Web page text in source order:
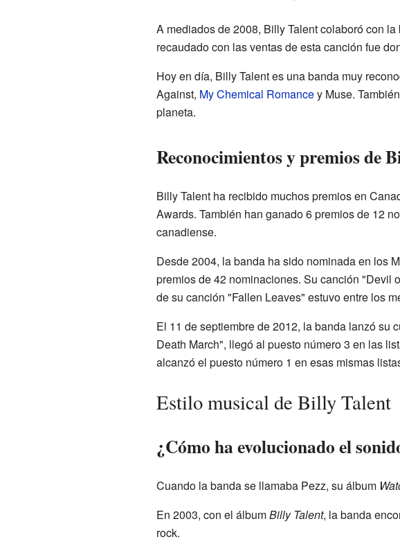
A mediados de 2008, Billy Talent colaboró con la
recaudado con las ventas de esta canción fue
Hoy en día, Billy Talent es una banda muy
Against, My Chemical Romancey Muse.
planeta.
Reconocimientos y premios de
Billy Talent ha recibido muchos premios en
Awards. También han ganado 6 premios de 12
canadiense.
Desde 2004, la banda ha sido nominada en los
premios de 42 nominaciones. Su canción "Devil
de su canción "Fallen Leaves" estuvo entre los
El 11 de septiembre de 2012, la banda lanzó su
Death March", llegó al puesto número 3 en las
alcanzó el puesto número 1 en esas mismas
Estilo musical de Billy Talent
¿Cómo ha evolucionado el
Cuando la banda se llamaba Pezz, su álbum
En 2003, con el álbumBilly Talent, la banda
rock.